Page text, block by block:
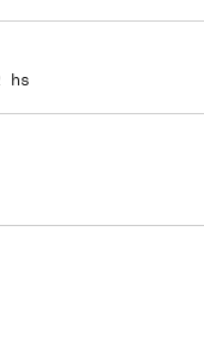
hs